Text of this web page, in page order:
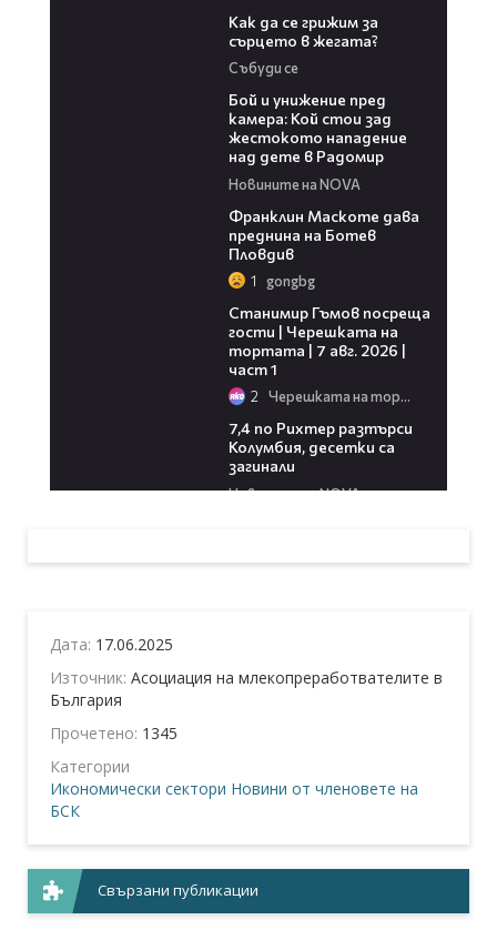
Дата: 17.06.2025
Източник: Асоциация на млекопреработвателите в
България
Прочетено: 1345
Категории
Икономически сектори Новини от членовете на
БСК
Свързани публикации